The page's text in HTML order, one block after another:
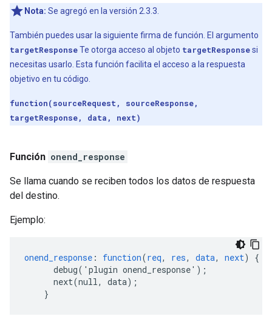
Nota: Se agregó en la versión 2.3.3.
También puedes usar la siguiente firma de función. El argumento
targetResponseTe otorga acceso al objeto targetResponsesi
necesitas usarlo. Esta función facilita el acceso a la respuesta
objetivo en tu código.
function(sourceRequest, sourceResponse,
targetResponse, data, next)
Función onend_response
Se llama cuando se reciben todos los datos de respuesta
del destino.
Ejemplo:
onend_response : function(req, res, data, next)
{
debug('plugin onend_response') ;
next(null,
data) ;
}